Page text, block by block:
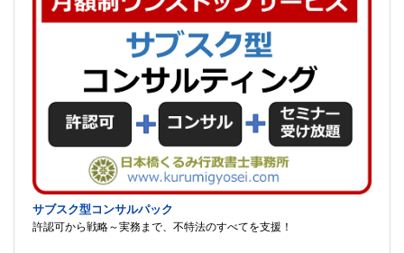
サブスク型コンサルパック
許認可から戦略～実務まで、不特法のすべてを支援！